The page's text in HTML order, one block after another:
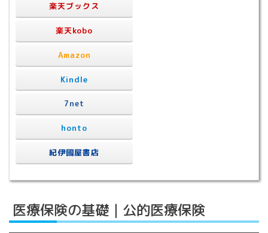
楽天ブックス
楽天kobo
Amazon
Kindle
7net
honto
紀伊國屋書店
医療保険の基礎｜公的医療保険